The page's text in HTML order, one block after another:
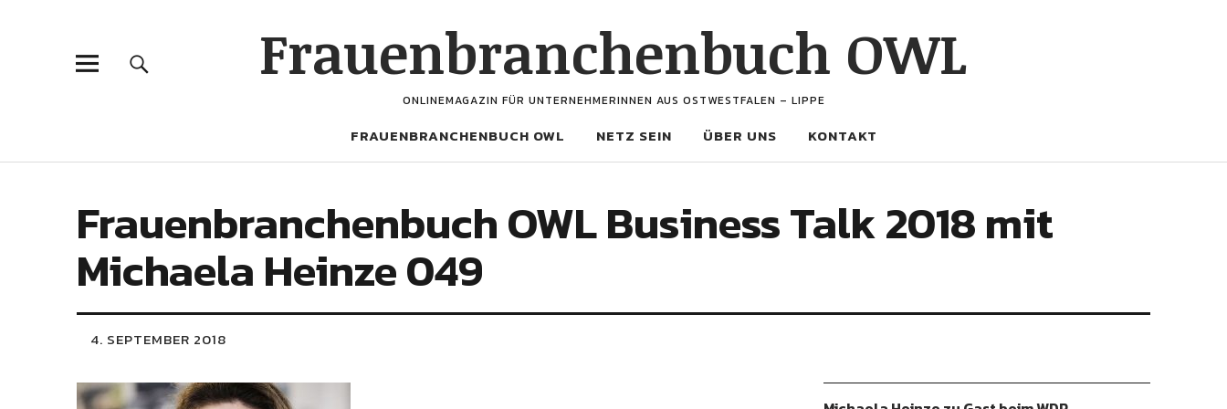
Frauenbranchenbuch OWL
ONLINEMAGAZIN FÜR UNTERNEHMERINNEN AUS OSTWESTFALEN – LIPPE
FRAUENBRANCHENBUCH OWL NETZ SEIN ÜBER UNS KONTAKT
Frauenbranchenbuch OWL Business Talk 2018 mit
Michaela Heinze 049
4. SEPTEMBER 2018